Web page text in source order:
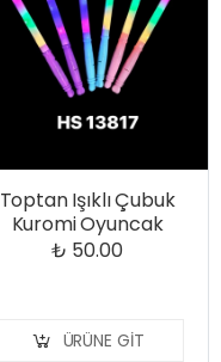
Toptan Işıklı Çubuk
Kuromi Oyuncak
₺ 50.00
ÜRÜNE GIT